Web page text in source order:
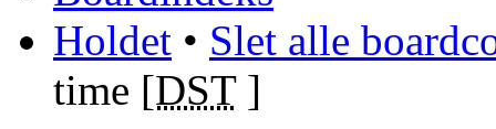
Holdet • Slet alle
time [DST]